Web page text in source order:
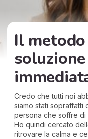
Il
Credo che tutti noi
siamo stati sopraffatti
persona che soffre di
Ho quindi cercato
ritrovare la calma e